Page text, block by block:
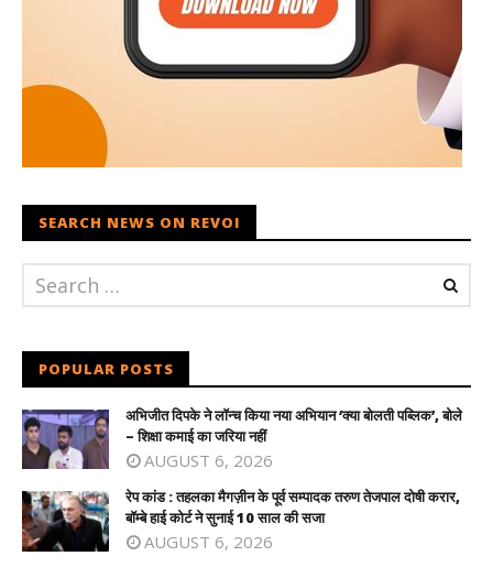
SEARCH NEWS ON REVOI
POPULAR POSTS
अभिजीत दिपके ने लॉन्च किया नया अभियान ‘क्या बोलती पब्लिक’, बोले
– शिक्षा कमाई का जरिया नहीं
AUGUST 6, 2026
रेप कांड : तहलका मैगज़ीन के पूर्व सम्पादक तरुण तेजपाल दोषी करार,
बॉम्बे हाई कोर्ट ने सुनाई 10 साल की सजा
AUGUST 6, 2026